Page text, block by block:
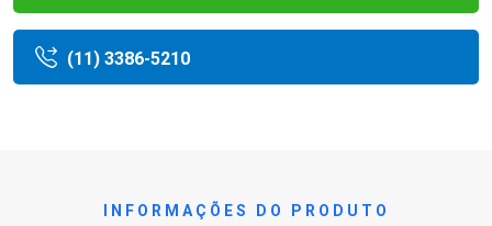
(11) 3386-5210
INFORMAÇÕES DO PRODUTO